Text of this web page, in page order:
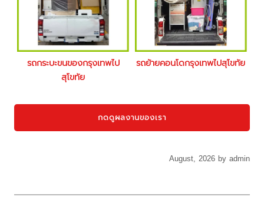
รถกระบะขนของกรุงเทพไป
สุโขทัย
รถย้ายคอนโดกรุงเทพไปสุโขทัย
กดดูผลงานของเรา
August, 2026 by admin